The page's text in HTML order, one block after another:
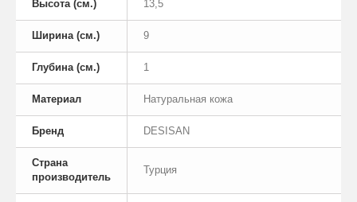
Высота (см.) 13,5
Ширина (см.) 9
Глубина (см.) 1
Материал Натуральная кожа
Бренд DESISAN
Страна
производитель
Турция